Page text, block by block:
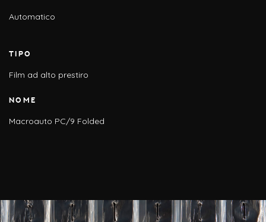
Automatico
TIPO
Film ad alto prestiro
NOME
Macroauto PC/9 Folded